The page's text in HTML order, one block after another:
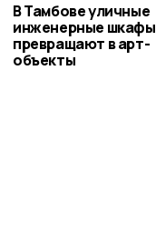
В Тамбове уличные
инженерные шкафы
превращают в арт-
объекты